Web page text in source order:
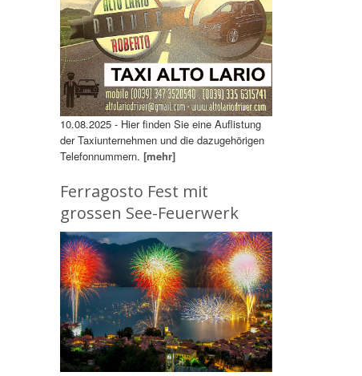
10.08.2025 - Hier finden Sie eine Auflistung
der Taxiunternehmen und die dazugehörigen
Telefonnummern. [mehr]
Ferragosto Fest mit
grossen See-Feuerwerk